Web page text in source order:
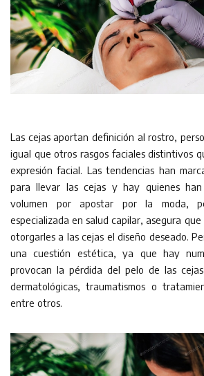
Las cejas aportan definición al rostro,
igual que otros rasgos faciales distintivos
expresión facial. Las tendencias han
para llevar las cejas y hay quienes
volumen por apostar por la moda,
especializada en salud capilar, asegura
otorgarles a las cejas el diseño deseado.
una cuestión estética, ya que hay
provocan la pérdida del pelo de las
dermatológicas, traumatismos o
entre otros.